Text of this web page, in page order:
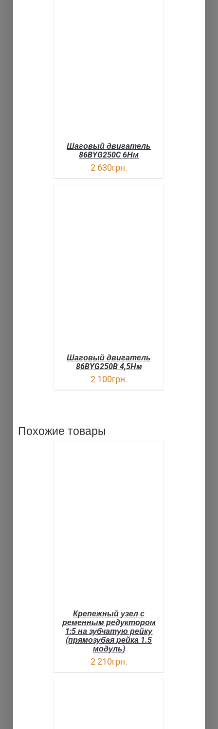
Шаговый двигатель
86BYG250C 6Нм
2 630грн.
Шаговый двигатель
86BYG250B 4,5Нм
2 100грн.
Похожие товары
Крепежный узел с
ременным редуктором
1:5 на зубчатую рейку
(прямозубая рейка 1.5
модуль)
2 210грн.